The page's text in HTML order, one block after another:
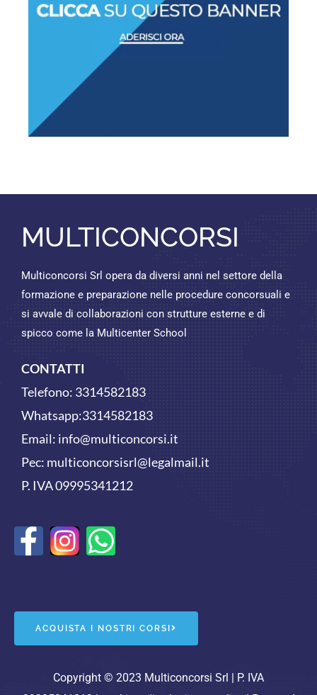
MULTICONCORSI
Multiconcorsi Srl opera da diversi anni nel settore della
formazione e preparazione nelle procedure concorsuali e
si avvale di collaborazioni con strutture esterne e di
spicco come la Multicenter School
CONTATTI
Telefono: 3314582183
Whatsapp:3314582183
Email: info@multiconcorsi.it
Pec: multiconcorsisrl@legalmail.it
P. IVA 09995341212
F
e
b
o
W
t
s
a
ACQUISTA I NOSTRI CORSI
Copyright © 2023 Multiconcorsi Srl | P. IVA